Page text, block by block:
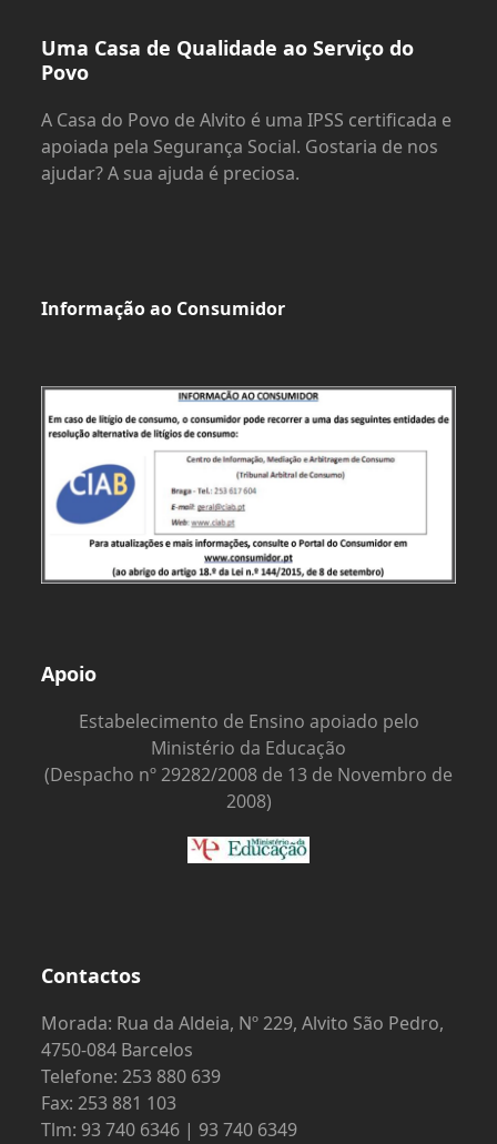
Uma Casa de Qualidade ao Serviço do
Povo
A Casa do Povo de Alvito é uma IPSS certificada e
apoiada pela Segurança Social. Gostaria de nos
ajudar? A sua ajuda é preciosa.
Informação ao Consumidor
Apoio
Estabelecimento de Ensino apoiado pelo
Ministério da Educação
(Despacho nº 29282/2008 de 13 de Novembro de
2008)
Contactos
Morada: Rua da Aldeia, Nº 229, Alvito São Pedro,
4750-084 Barcelos
Telefone: 253 880 639
Fax: 253 881 103
Tlm: 93 740 6346 | 93 740 6349